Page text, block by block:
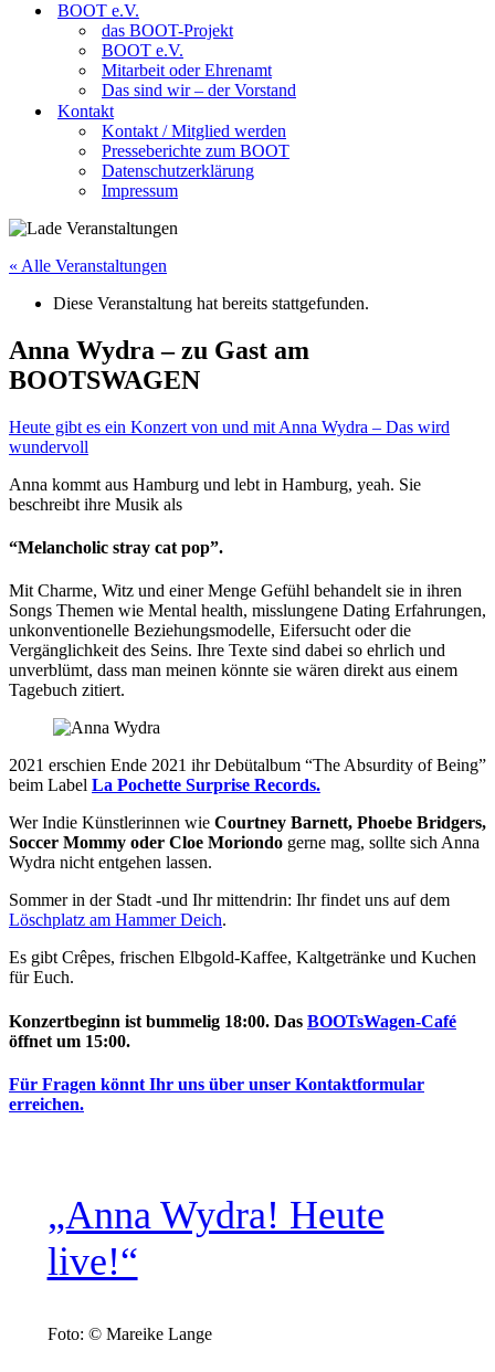
BOOT e.V.
das BOOT-Projekt
BOOT e.V.
Mitarbeit oder Ehrenamt
Das sind wir – der Vorstand
Kontakt
Kontakt / Mitglied werden
Presseberichte zum BOOT
Datenschutzerklärung
Impressum
« Alle Veranstaltungen
Diese Veranstaltung hat bereits stattgefunden.
Anna Wydra – zu Gast am
BOOTSWAGEN
Heute gibt es ein Konzert von und mit Anna Wydra – Das wird
wundervoll
Anna kommt aus Hamburg und lebt in Hamburg, yeah. Sie
beschreibt ihre Musik als
“Melancholic stray cat pop”.
Mit Charme, Witz und einer Menge Gefühl behandelt sie in ihren
Songs Themen wie Mental health, misslungene Dating Erfahrungen,
unkonventionelle Beziehungsmodelle, Eifersucht oder die
Vergänglichkeit des Seins. Ihre Texte sind dabei so ehrlich und
unverblümt, dass man meinen könnte sie wären direkt aus einem
Tagebuch zitiert.
2021 erschien Ende 2021 ihr Debütalbum “The Absurdity of Being”
beim Label La Pochette Surprise Records.
Wer Indie Künstlerinnen wie Courtney Barnett, Phoebe Bridgers,
Soccer Mommy oder Cloe Moriondo gerne mag, sollte sich Anna
Wydra nicht entgehen lassen.
Sommer in der Stadt -und Ihr mittendrin: Ihr findet uns auf dem
Löschplatz am Hammer Deich.
Es gibt Crêpes, frischen Elbgold-Kaffee, Kaltgetränke und Kuchen
für Euch.
Konzertbeginn ist bummelig 18:00. Das BOOTsWagen-Café
öffnet um 15:00.
Für Fragen könnt Ihr uns über unser Kontaktformular
erreichen.
„Anna Wydra! Heute
live!“
Foto: © Mareike Lange